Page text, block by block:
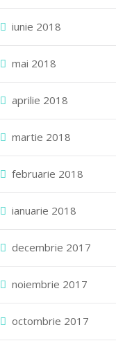
iunie 2018
mai 2018
aprilie 2018
martie 2018
februarie 2018
ianuarie 2018
decembrie 2017
noiembrie 2017
octombrie 2017